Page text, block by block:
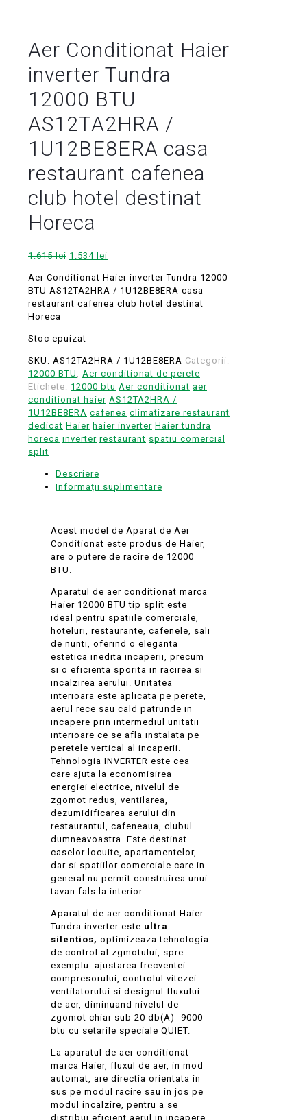
Aer Conditionat Haier
inverter Tundra
12000 BTU
AS12TA2HRA /
1U12BE8ERA casa
restaurant cafenea
club hotel destinat
Horeca
1.615lei Prețul
a
fost:
1.615 lei.
1.534 lei
este:
1.534 lei.
Aer Conditionat Haier inverter Tundra 12000
BTU AS12TA2HRA / 1U12BE8ERA casa
restaurant cafenea club hotel destinat
Horeca
Stoc epuizat
SKU: AS12TA2HRA / 1U12BE8ERA Categorii:
12000 BTU , Aer conditionat de perete
Etichete: 12000 btu Aer conditionat aer
conditionat haier AS12TA2HRA /
1U12BE8ERA cafenea climatizare restaurant
dedicat Haier haier inverter Haier tundra
horeca inverter restaurant spatiu comercial
split
Descriere
Informații suplimentare
Acest model de Aparat de Aer
Conditionat este produs de Haier,
are o putere de racire de 12000
BTU.
Aparatul de aer conditionat marca
Haier 12000 BTU tip split este
ideal pentru spatiile comerciale,
hoteluri, restaurante, cafenele, sali
de nunti, oferind o eleganta
estetica inedita incaperii, precum
si o eficienta sporita in racirea si
incalzirea aerului. Unitatea
interioara este aplicata pe perete,
aerul rece sau cald patrunde in
incapere prin intermediul unitatii
interioare ce se afla instalata pe
peretele vertical al incaperii.
Tehnologia INVERTER este cea
care ajuta la economisirea
energiei electrice, nivelul de
zgomot redus, ventilarea,
dezumidificarea aerului din
restaurantul, cafeneaua, clubul
dumneavoastra. Este destinat
caselor locuite, apartamentelor,
dar si spatiilor comerciale care in
general nu permit construirea unui
tavan fals la interior.
Aparatul de aer conditionat Haier
Tundra inverter este ultra
silentios, optimizeaza tehnologia
de control al zgmotului, spre
exemplu: ajustarea frecventei
compresorului, controlul vitezei
ventilatorului si designul fluxului
de aer, diminuand nivelul de
zgomot chiar sub 20 db(A)- 9000
btu cu setarile speciale QUIET.
La aparatul de aer conditionat
marca Haier, fluxul de aer, in mod
automat, are directia orientata in
sus pe modul racire sau in jos pe
modul incalzire, pentru a se
distribui eficient aerul in incapere,